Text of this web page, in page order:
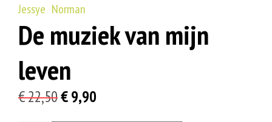
Jessye Norman
De muziek van mijn
leven
€22,50Oorspronkelijke
€9,90